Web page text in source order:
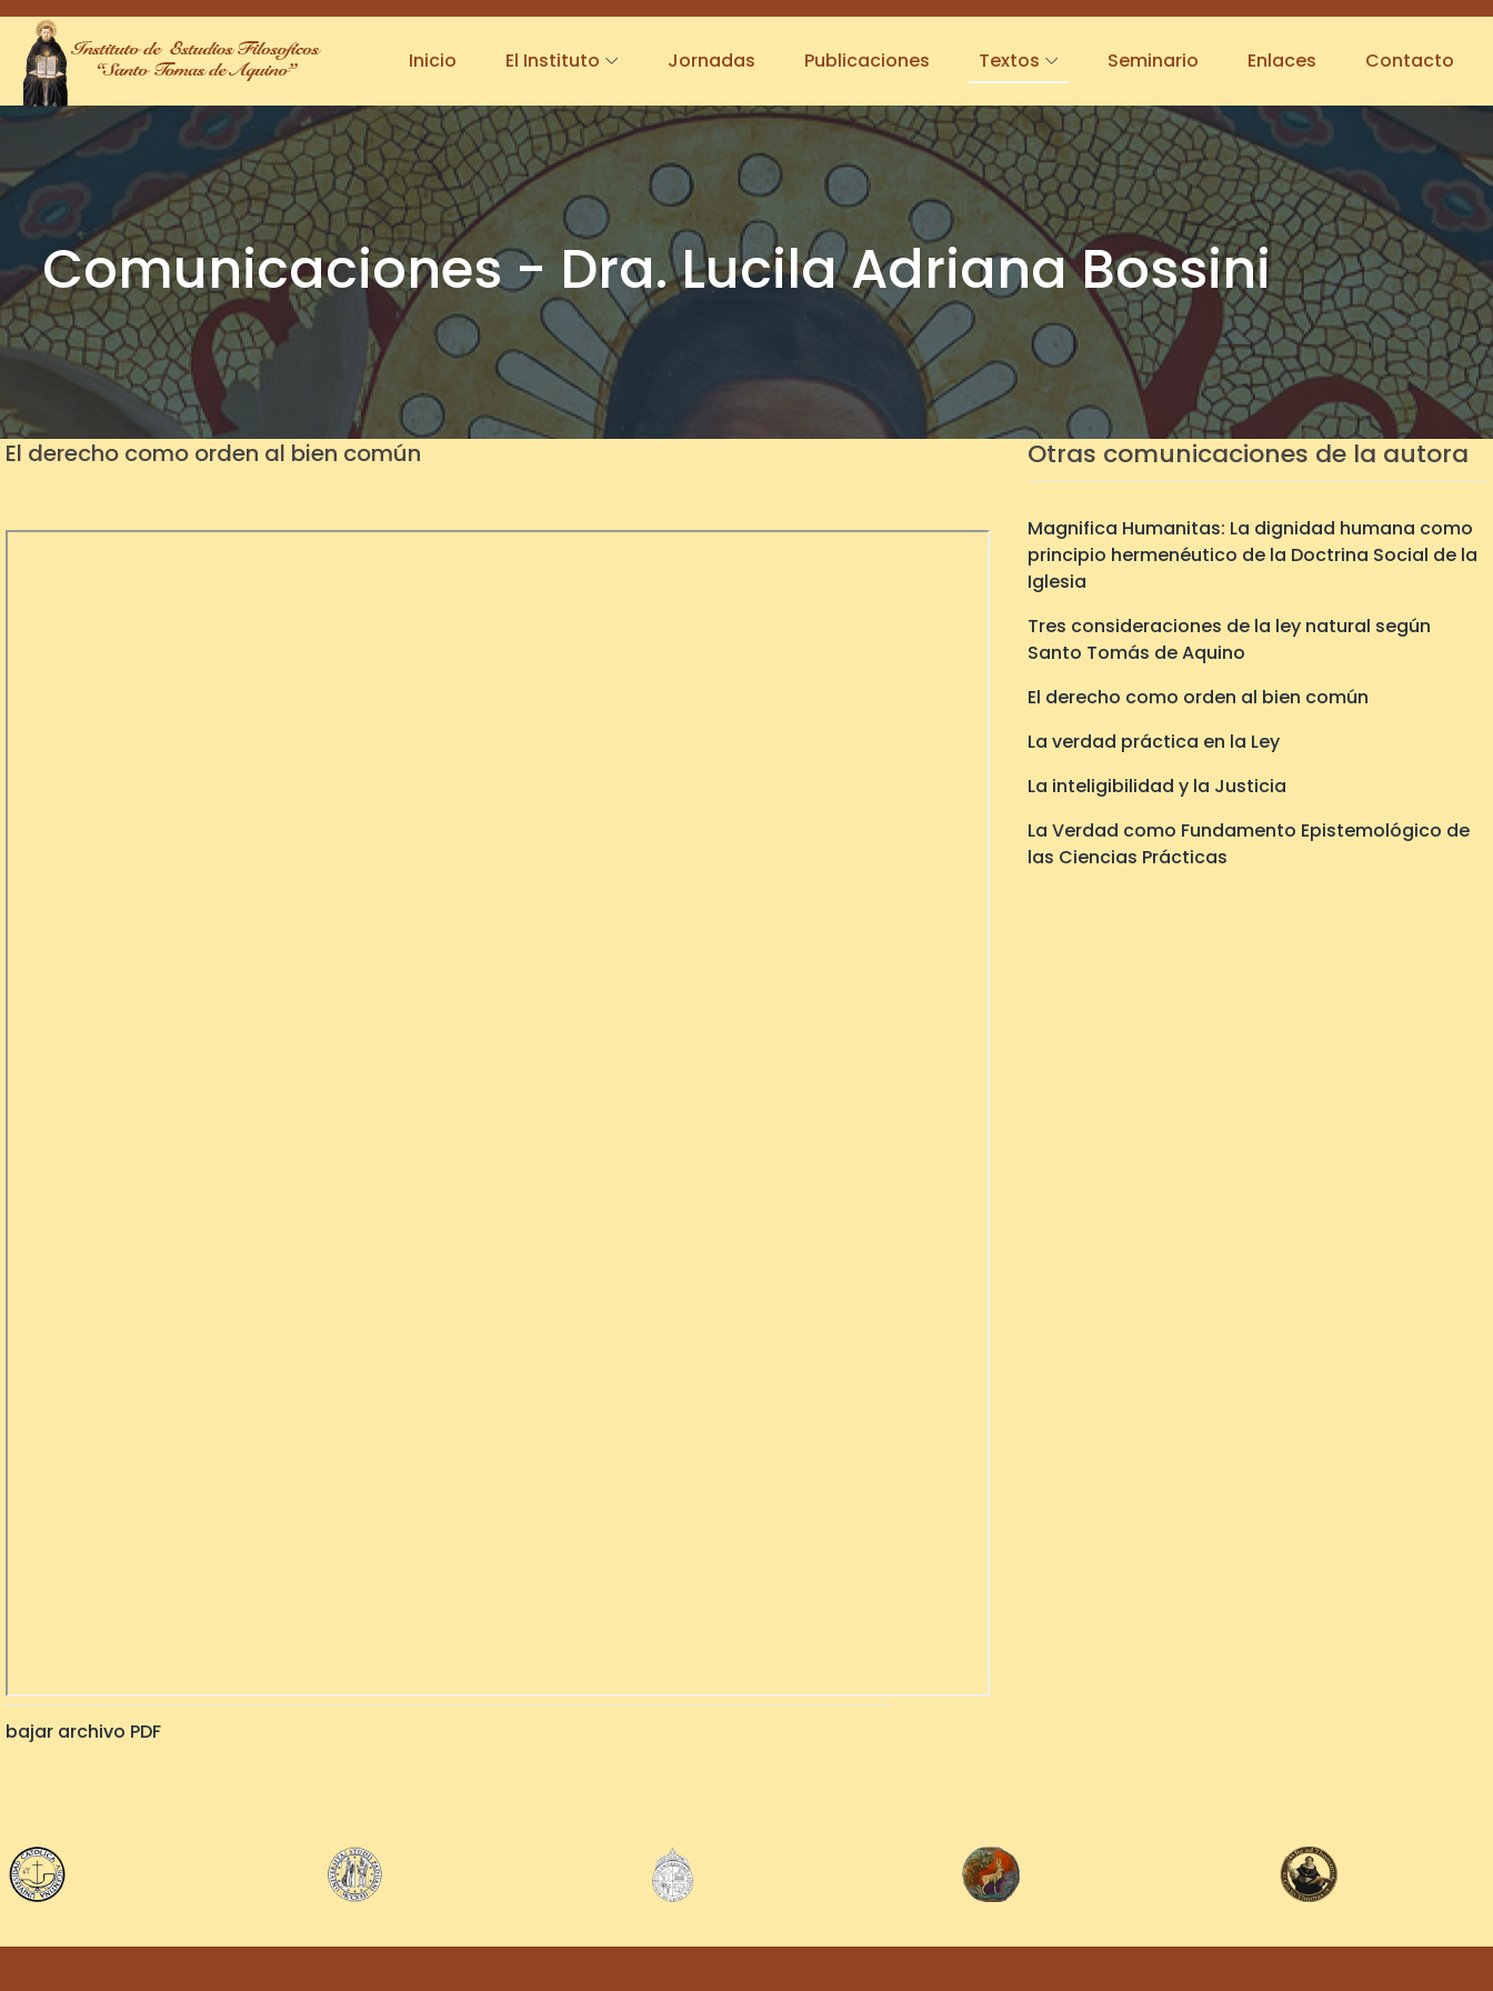
(123) 456-789-1230
Inicio El Instituto Jornadas Publicaciones Textos Seminario Enlaces Contacto
Comunicaciones - Dra. Lucila Adriana Bossini
El derecho como orden al bien común
bajar archivo PDF
Otras comunicaciones de la autora
Magnifica Humanitas: La dignidad humana como
principio hermenéutico de la Doctrina Social de la
Iglesia
Tres consideraciones de la ley natural según
Santo Tomás de Aquino
El derecho como orden al bien común
La verdad práctica en la Ley
La inteligibilidad y la Justicia
La Verdad como Fundamento Epistemológico de
las Ciencias Prácticas